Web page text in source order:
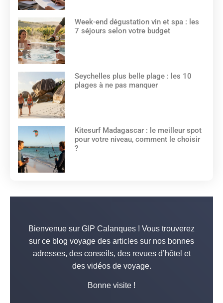
Week-end dégustation vin et spa : les
7 séjours selon votre budget
Seychelles plus belle plage : les 10
plages à ne pas manquer
Kitesurf Madagascar : le meilleur spot
pour votre niveau, comment le choisir
?
Bienvenue sur GIP Calanques ! Vous trouverez
sur ce blog voyage des articles sur nos bonnes
adresses, des conseils, des revues d’hôtel et
des vidéos de voyage.
Bonne visite !